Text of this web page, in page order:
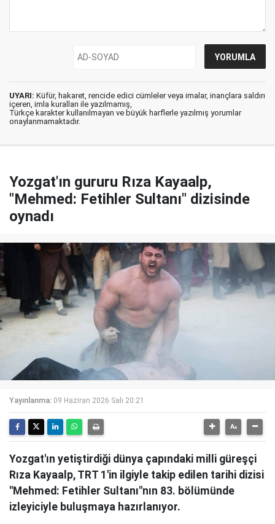
UYARI: Küfür, hakaret, rencide edici cümleler veya imalar, inançlara saldırı
içeren, imla kuralları ile yazılmamış,
Türkçe karakter kullanılmayan ve büyük harflerle yazılmış yorumlar
onaylanmamaktadır.
Yozgat'ın gururu Rıza Kayaalp,
"Mehmed: Fetihler Sultanı" dizisinde
oynadı
Yayınlanma: 09 Haziran 2026 Salı 20:21
Yozgat'ın yetiştirdiği dünya çapındaki milli güreşçi
Rıza Kayaalp, TRT 1'in ilgiyle takip edilen tarihi dizisi
"Mehmed: Fetihler Sultanı"nın 83. bölümünde
izleyiciyle buluşmaya hazırlanıyor.